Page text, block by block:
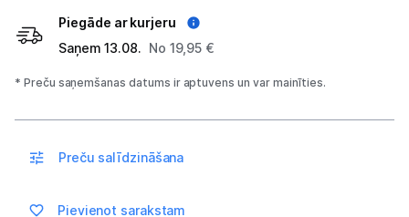
Sports un atpūta
Ražotāju atjaunota tehnika
Piegāde ar kurjeru
Saņem 13.08. No 19,95 €
* Preču saņemšanas datums ir aptuvens un var mainīties.
Preču salīdzināšana
Pievienot sarakstam